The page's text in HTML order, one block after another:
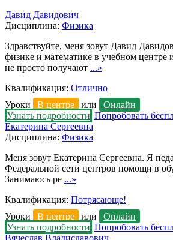
Давид Давидович
Дисциплина: Физика
Здравствуйте, меня зовут Давид
физике и математике в учебном
не просто получают ...»
Квалификация: Отлично
Уроки
В центре или
Онлайн
Узнать подробности Попробовать
Екатерина Сергеевна
Дисциплина: Физика
Меня зовут Екатерина Сергеевна. Я
Федеральной сети центров помощи в
Занимаюсь ре ...»
Квалификация: Потрясающе!
Уроки
В центре или
Онлайн
Узнать подробности Попробовать
Вячеслав Владиславович